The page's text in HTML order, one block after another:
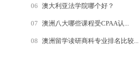
06 澳大利亚法学院哪个好？
07 澳洲八大哪些课程受CPAA认...
08 澳洲留学读研商科专业排名比较...